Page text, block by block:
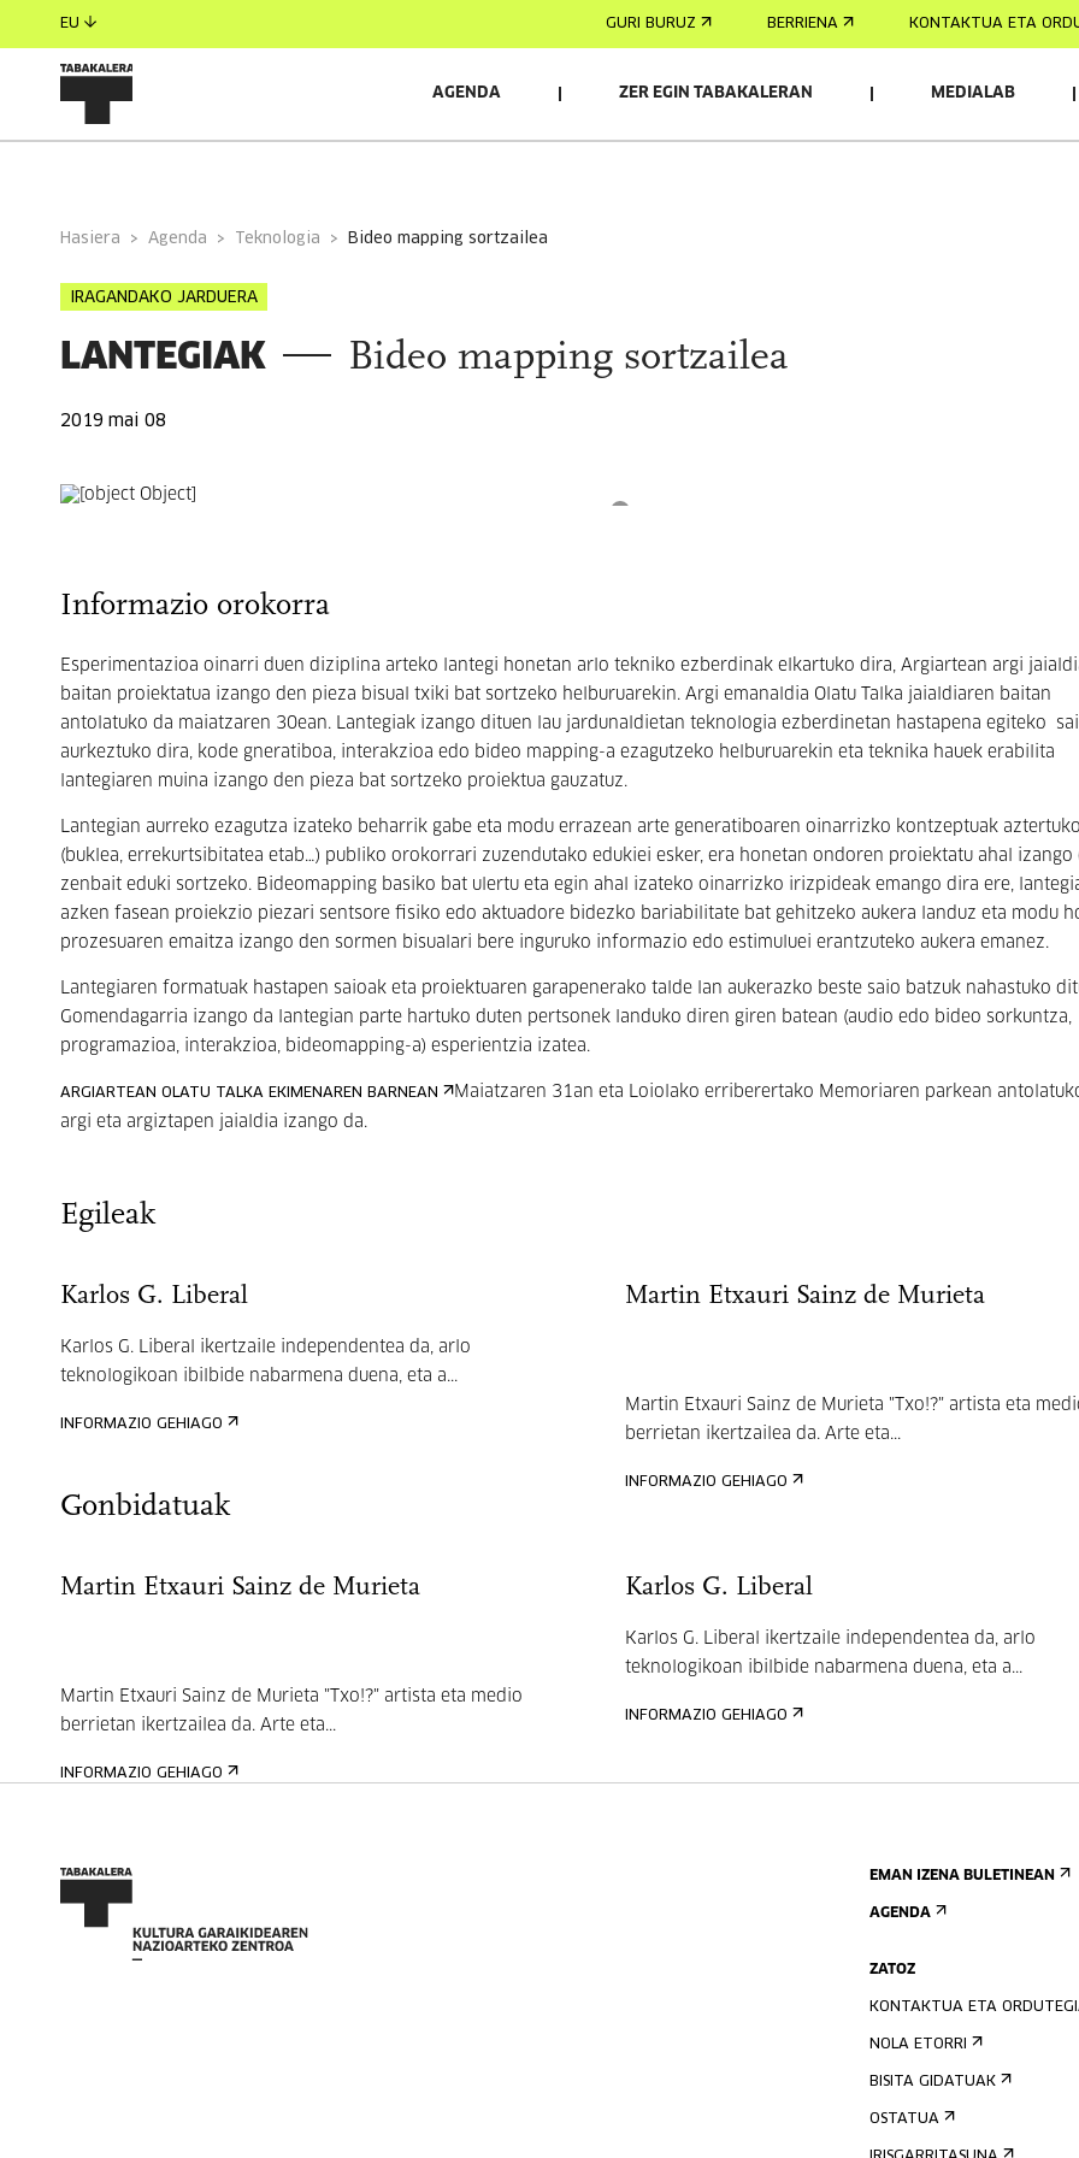
EU GURI BURUZ BERRIENA KONTAKTUA ETA
AGENDA ZER EGIN TABAKALERAN MEDIALAB
Hasiera Agenda Teknologia bideo mapping sortzailea
IRAGANDAKO JARDUERA
LANTEGIAK Bideo mapping sortzailea
2019 mai 08
Informazio orokorra
Esperimentazioa oinarri duen diziplina arteko lantegi honetan arlo tekniko ezberdinak elkartuko dira, Argiartean argi
baitan proiektatua izango den pieza bisual txiki bat sortzeko helburuarekin. Argi emanaldia Olatu Talka jaialdiaren baitan
antolatuko da maiatzaren 30ean. Lantegiak izango dituen lau jardunaldietan teknologia ezberdinetan hastapena egiteko
aurkeztuko dira, kode gneratiboa, interakzioa edo bideo mapping-a ezagutzeko helburuarekin eta teknika hauek erabilita
lantegiaren muina izango den pieza bat sortzeko proiektua gauzatuz.
Lantegian aurreko ezagutza izateko beharrik gabe eta modu errazean arte generatiboaren oinarrizko kontzeptuak
(buklea, errekurtsibitatea etab…) publiko orokorrari zuzendutako edukiei esker, era honetan ondoren proiektatu ahal izango
zenbait eduki sortzeko. Bideomapping basiko bat ulertu eta egin ahal izateko oinarrizko irizpideak emango dira ere,
azken fasean proiekzio piezari sentsore fisiko edo aktuadore bidezko bariabilitate bat gehitzeko aukera landuz eta modu
prozesuaren emaitza izango den sormen bisualari bere inguruko informazio edo estimuluei erantzuteko aukera emanez.
Lantegiaren formatuak hastapen saioak eta proiektuaren garapenerako talde lan aukerazko beste saio batzuk nahastuko
Gomendagarria izango da lantegian parte hartuko duten pertsonek landuko diren giren batean (audio edo bideo sorkuntza,
programazioa, interakzioa, bideomapping-a) esperientzia izatea.
ARGIARTEAN OLATU TALKA EKIMENAREN BARNEAN
Maiatzaren 31an eta Loiolako erriberertako Memoriaren parkean
argi eta argiztapen jaialdia izango da.
Egileak
Karlos G. Liberal
Karlos G. Liberal ikertzaile independentea da, arlo
teknologikoan ibilbide nabarmena duena, eta a...
INFORMAZIO GEHIAGO
Martin Etxauri Sainz de Murieta
Martin Etxauri Sainz de Murieta "Txo!?" artista eta
berrietan ikertzailea da. Arte eta...
INFORMAZIO GEHIAGO
Gonbidatuak
Martin Etxauri Sainz de Murieta
Martin Etxauri Sainz de Murieta "Txo!?" artista eta medio
berrietan ikertzailea da. Arte eta...
INFORMAZIO GEHIAGO
Karlos G. Liberal
Karlos G. Liberal ikertzaile independentea da, arlo
teknologikoan ibilbide nabarmena duena, eta a...
INFORMAZIO GEHIAGO
EMAN IZENA BULETINEAN
AGENDA
ZATOZ
KONTAKTUA ETA
NOLA ETORRI
BISITA GIDATUAK
OSTATUA